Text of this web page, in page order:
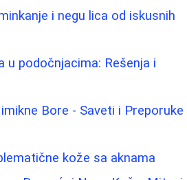
i negu lica od iskusnih
u podočnjacima: Rešenja i
Bore - Saveti i Preporuke
kože sa aknama